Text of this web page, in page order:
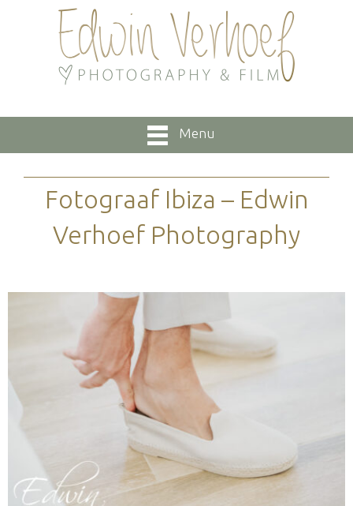
Menu
Fotograaf Ibiza – Edwin
Verhoef Photography